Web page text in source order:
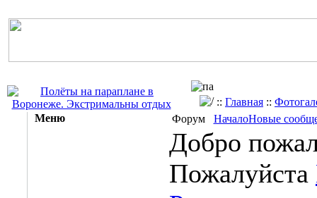
:: Главная ::
Меню
Форум НачалоНовые
Добро
Пожалуйста